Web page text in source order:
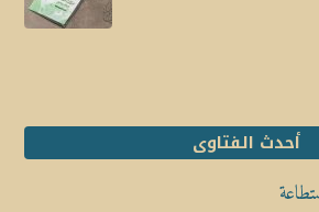
أحدث الفتاوى